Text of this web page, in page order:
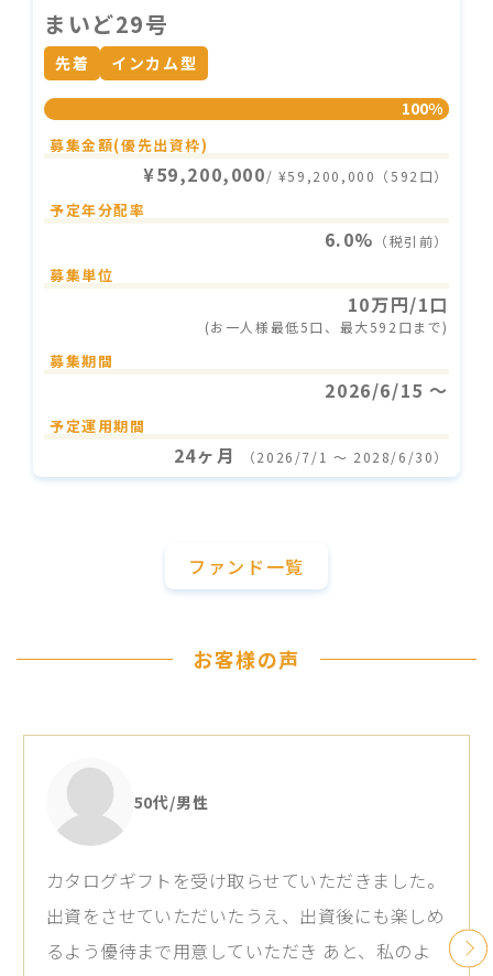
まいど29号
先着 インカム型
100%
募集金額(優先出資枠)
¥59,200,000/ ¥59,200,000（592口）
予定年分配率
6.0% （税引前）
募集単位
10万円/1口
(お一人様最低5口、最大592口まで)
募集期間
2026/6/15 〜
予定運用期間
24ヶ月 （2026/7/1 〜 2028/6/30）
ファンド一覧
お客様の声
50代/男性
カタログギフトを受け取らせていただきました。
出資をさせていただいたうえ、出資後にも楽しめ
るよう優待まで用意していただき あと、私のよ